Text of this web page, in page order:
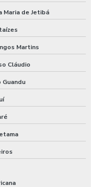
Maria de Jetibá
Martins
Cláudio
Guandu